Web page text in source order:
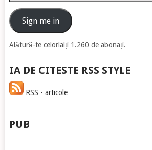
emailSign me in
Alătură-te celorlalți 1.260 de abonați.
IA DE CITESTE RSS STYLE
RSS - articole
PUB